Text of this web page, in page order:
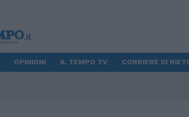
OPINIONI IL TEMPO TV CORRIERE DI RIETI